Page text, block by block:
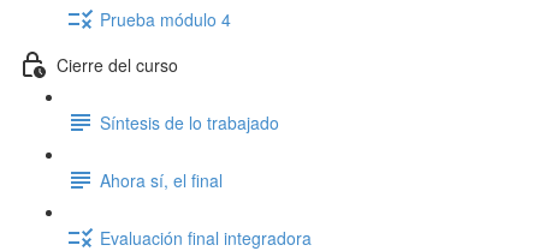
Prueba módulo 4
Cierre del curso
Síntesis de lo trabajado
Ahora sí, el final
Evaluación final integradora